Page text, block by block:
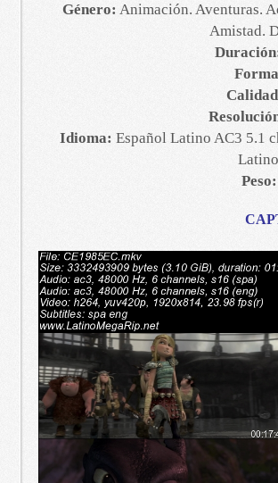
Género: Animación. Aventuras.
Amistad.
Idioma: Español Latino AC3 5.1
Peso: